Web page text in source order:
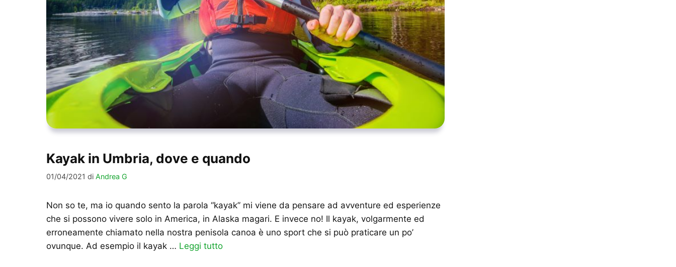
Kayak in Umbria, dove e quando
01/04/2021 di Andrea G
Non so te, ma io quando sento la parola “kayak” mi viene da pensare ad avventure ed esperienze
che si possono vivere solo in America, in Alaska magari. E invece no! Il kayak, volgarmente ed
erroneamente chiamato nella nostra penisola canoa è uno sport che si può praticare un po’
ovunque. Ad esempio il kayak … Leggi tutto